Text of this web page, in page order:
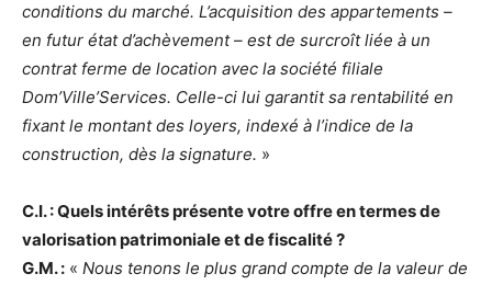
conditions du marché. L’acquisition des appartements –
en futur état d’achèvement – est de surcroît liée à un
contrat ferme de location avec la société filiale
Dom’Ville’Services. Celle-ci lui garantit sa rentabilité en
fixant le montant des loyers, indexé à l’indice de la
construction, dès la signature. »
C.I. : Quels intérêts présente votre offre en termes de
valorisation patrimoniale et de fiscalité ?
G.M. : « Nous tenons le plus grand compte de la valeur de